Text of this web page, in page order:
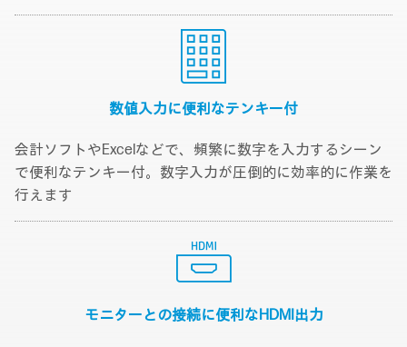
数値入力に便利なテンキー付
会計ソフトやExcelなどで、頻繁に数字を入力するシーン
で便利なテンキー付。数字入力が圧倒的に効率的に作業を
行えます
モニターとの接続に便利なHDMI出力